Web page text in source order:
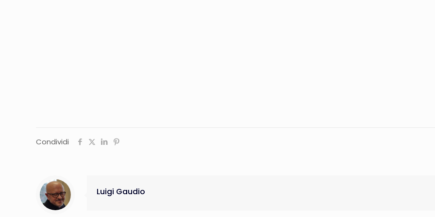
Condividi
Luigi Gaudio